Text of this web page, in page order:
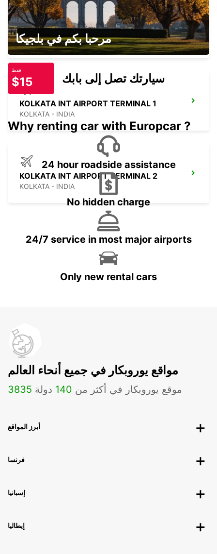
SAMUI INTERNATIONAL AIRPORT
KOH SAMUI - THAILAND
KOLKATA INT AIRPORT TERMINAL 1
KOLKATA - INDIA
KOLKATA INT AIRPORT TERMINAL 2
KOLKATA - INDIA
مرحبا بكم في بلجيكا
فقط
$15 سيارتك تصل إلى بابك
Why renting car with Europcar ?
24 hour roadside assistance
No hidden charge
24/7 service in most major airports
Only new rental cars
مواقع يوروبكار في جميع أنحاء العالم
3835 موقع يوروبكار في أكثر من 140 دولة
أبرز المواقع
فرنسا
إسبانيا
إيطاليا